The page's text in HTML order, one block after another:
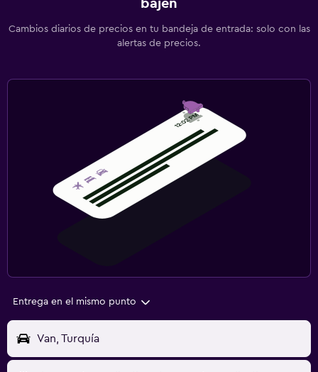
bajen
Cambios diarios de precios en tu bandeja de entrada: solo con las
alertas de precios.
Entrega en el mismo punto
Van, Turquía